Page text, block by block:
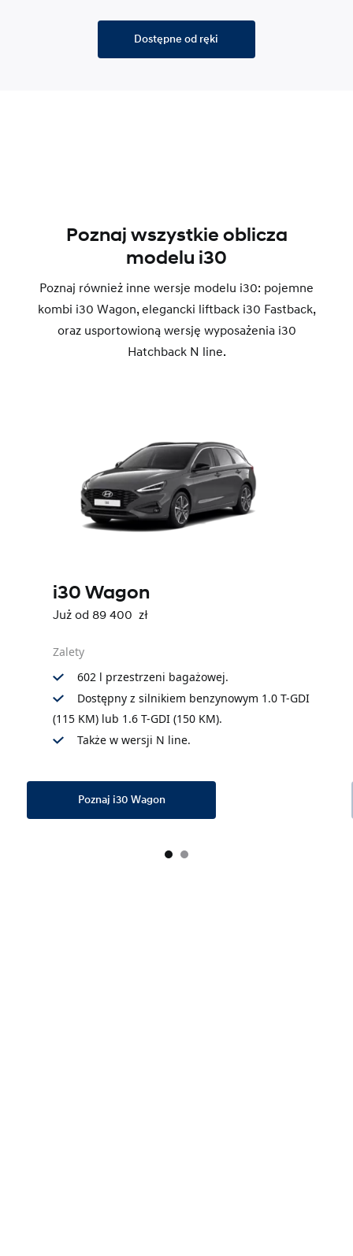
Dostępne od ręki
Poznaj wszystkie oblicza
modelu i30
Poznaj również inne wersje modelu i30: pojemne
kombi i30 Wagon, elegancki liftback i30 Fastback,
oraz usportowioną wersję wyposażenia i30
Hatchback N line.
i30 Wagon
Już od 89 400 zł
Zalety
602 l przestrzeni bagażowej.
Dostępny z silnikiem benzynowym 1.0 T-GDI
(115 KM) lub 1.6 T-GDI (150 KM).
Także w wersji N line.
Poznaj i30 Wagon